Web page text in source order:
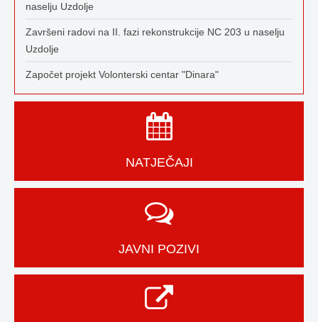
naselju Uzdolje
Završeni radovi na II. fazi rekonstrukcije NC 203 u naselju
Uzdolje
Započet projekt Volonterski centar "Dinara"
NATJEČAJI
JAVNI POZIVI